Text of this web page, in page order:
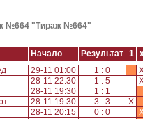
№664 "Тираж №664"
Начало Результат 1
29-11 01:00 1 : 0
28-11 22:30 1 : 5
28-11 19:30
1 : 1
28-11 19:30 3 : 3
X
28-11 20:15 0 : 0